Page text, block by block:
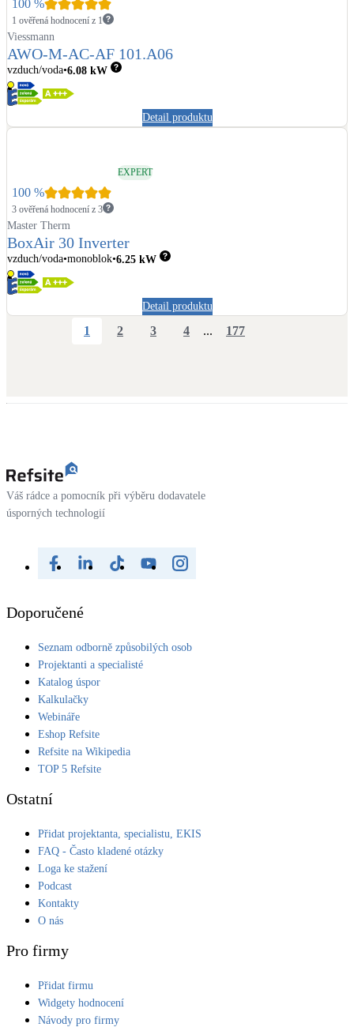
100%
1 ověřená hodnocení z 1
Viessmann
AWO-M-AC-AF 101.A06
vzduch/voda 6.08 kW
Detail produktu
100%
3 ověřená hodnocení z 3
EXPERT
Master Therm
BoxAir 30 Inverter
vzduch/voda monoblok 6.25 kW
Detail produktu
1 2 3 4 ... 177
Váš rádce a pomocník při výběru dodavatele
úsporných technologií
Doporučené
Seznam odborně způsobilých osob
Projektanti a specialisté
Katalog úspor
Kalkulačky
Webináře
Eshop Refsite
Refsite na Wikipedia
TOP 5 Refsite
Ostatní
Přidat projektanta, specialistu, EKIS
FAQ - Často kladené otázky
Loga ke stažení
Podcast
Kontakty
O nás
Pro firmy
Přidat firmu
Widgety hodnocení
Návody pro firmy